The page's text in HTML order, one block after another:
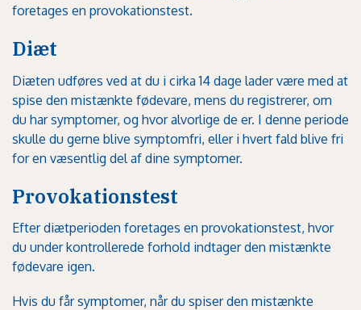
foretages en provokationstest.
Diæt
Diæten udføres ved at du i cirka 14 dage lader være med at
spise den mistænkte fødevare, mens du registrerer, om
du har symptomer, og hvor alvorlige de er. I denne periode
skulle du gerne blive symptomfri, eller i hvert fald blive fri
for en væsentlig del af dine symptomer.
Provokationstest
Efter diætperioden foretages en provokationstest, hvor
du under kontrollerede forhold indtager den mistænkte
fødevare igen.
Hvis du får symptomer, når du spiser den mistænkte